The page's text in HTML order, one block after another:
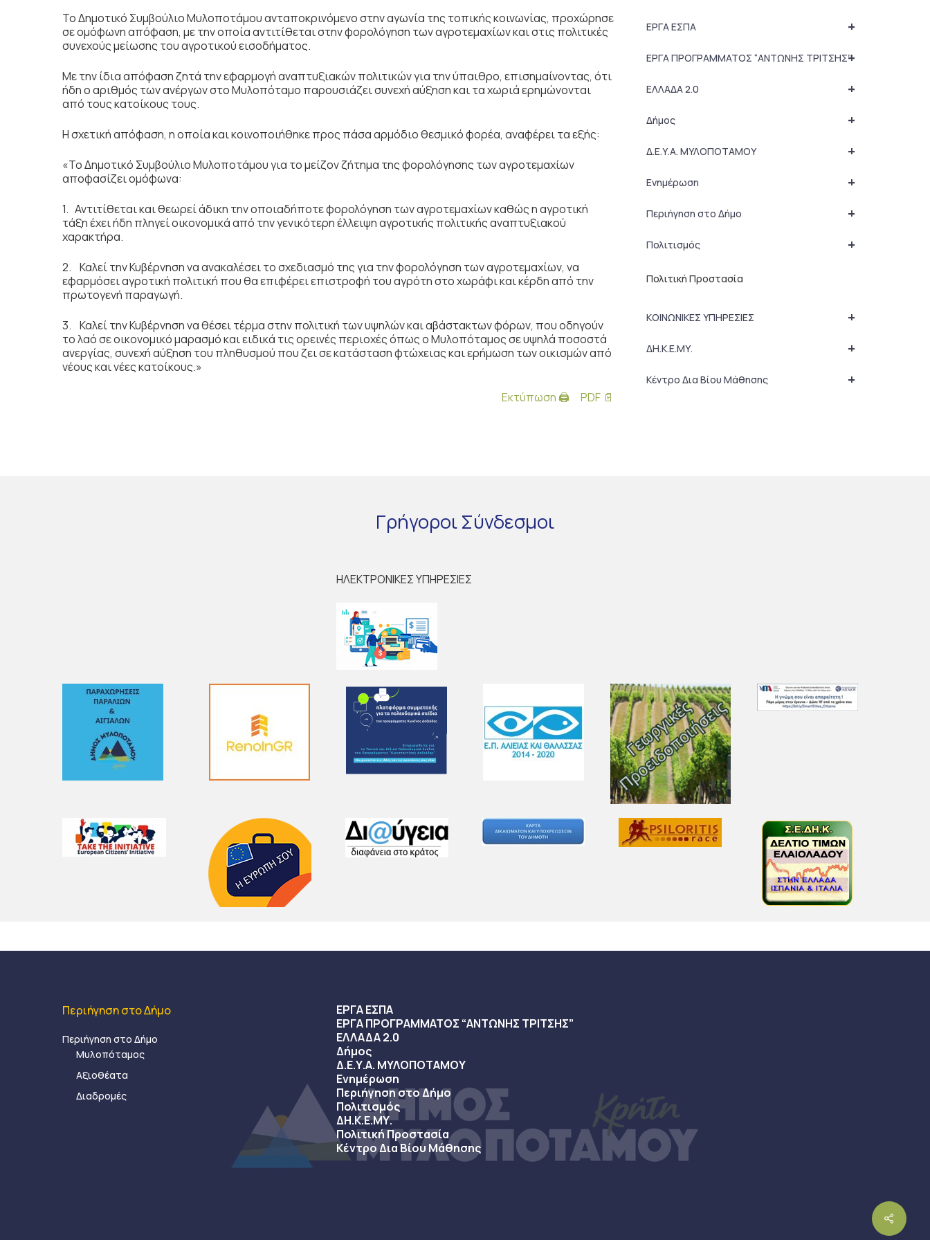
Το Δημοτικό Συμβούλιο Μυλοποτάμου ανταποκρινόμενο στην αγωνία της τοπικής κοινωνίας, προχώρησε
σε ομόφωνη απόφαση, με την οποία αντιτίθεται στην φορολόγηση των αγροτεμαχίων και στις πολιτικές
συνεχούς μείωσης του αγροτικού εισοδήματος.
Με την ίδια απόφαση ζητά την εφαρμογή αναπτυξιακών πολιτικών για την ύπαιθρο, επισημαίνοντας, ότι
ήδη ο αριθμός των ανέργων στο Μυλοπόταμο παρουσιάζει συνεχή αύξηση και τα χωριά ερημώνονται
από τους κατοίκους τους.
Η σχετική απόφαση, η οποία και κοινοποιήθηκε προς πάσα αρμόδιο θεσμικό φορέα, αναφέρει τα εξής:
«Το Δημοτικό Συμβούλιο Μυλοποτάμου για το μείζον ζήτημα της φορολόγησης των αγροτεμαχίων
αποφασίζει ομόφωνα:
1. Αντιτίθεται και θεωρεί άδικη την οποιαδήποτε φορολόγηση των αγροτεμαχίων καθώς η αγροτική
τάξη έχει ήδη πληγεί οικονομικά από την γενικότερη έλλειψη αγροτικής πολιτικής αναπτυξιακού
χαρακτήρα.
2. Καλεί την Κυβέρνηση να ανακαλέσει το σχεδιασμό της για την φορολόγηση των αγροτεμαχίων, να
εφαρμόσει αγροτική πολιτική που θα επιφέρει επιστροφή του αγρότη στο χωράφι και κέρδη από την
πρωτογενή παραγωγή.
3. Καλεί την Κυβέρνηση να θέσει τέρμα στην πολιτική των υψηλών και αβάστακτων φόρων, που οδηγούν
το λαό σε οικονομικό μαρασμό και ειδικά τις ορεινές περιοχές όπως ο Μυλοπόταμος σε υψηλά ποσοστά
ανεργίας, συνεχή αύξηση του πληθυσμού που ζει σε κατάσταση φτώχειας και ερήμωση των οικισμών από
νέους και νέες κατοίκους.»
Εκτύπωση 🖨
PDF 📄
+
ΕΡΓΑ ΕΣΠΑ
+
ΕΡΓΑ ΠΡΟΓΡΑΜΜΑΤΟΣ “ΑΝΤΩΝΗΣ ΤΡΙΤΣΗΣ”
+
ΕΛΛΑΔΑ 2.0
+
Δήμος
+
Δ.Ε.Υ.Α. ΜΥΛΟΠΟΤΑΜΟΥ
+
Ενημέρωση
+
Περιήγηση στο Δήμο
+
Πολιτισμός
Πολιτική Προστασία
+
ΚΟΙΝΩΝΙΚΕΣ ΥΠΗΡΕΣΙΕΣ
+
ΔΗ.Κ.Ε.ΜΥ.
+
Κέντρο Δια Βίου Μάθησης
ΓρήγοροιΣύνδεσμοι
ΗΛΕΚΤΡΟΝΙΚΕΣ ΥΠΗΡΕΣΙΕΣ
Περιήγηση στο Δήμο
Περιήγηση στο Δήμο
Μυλοπόταμος
Αξιοθέατα
Διαδρομές
ΕΡΓΑ ΕΣΠΑ
ΕΡΓΑ ΠΡΟΓΡΑΜΜΑΤΟΣ “ΑΝΤΩΝΗΣ ΤΡΙΤΣΗΣ”
ΕΛΛΑΔΑ 2.0
Δήμος
Δ.Ε.Υ.Α. ΜΥΛΟΠΟΤΑΜΟΥ
Ενημέρωση
Περιήγηση στο Δήμο
Πολιτισμός
ΔΗ.Κ.Ε.ΜΥ.
Πολιτική Προστασία
Κέντρο Δια Βίου Μάθησης